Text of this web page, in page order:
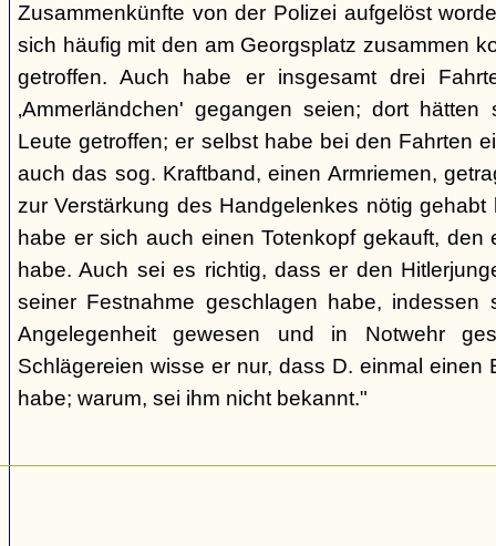
Zusammenkünfte von der Polizei aufgelöst
sich häufig mit den am Georgsplatz zusammen
getroffen. Auch habe er insgesamt drei
‚Ammerländchen' gegangen seien; dort
Leute getroffen; er selbst habe bei den Fahrten
auch das sog. Kraftband, einen Armriemen,
zur Verstärkung des Handgelenkes nötig gehabt
habe er sich auch einen Totenkopf gekauft, den
habe. Auch sei es richtig, dass er den
seiner Festnahme geschlagen habe,
Angelegenheit gewesen und in Notwehr
Schlägereien wisse er nur, dass D. einmal einen
habe; warum, sei ihm nicht bekannt."